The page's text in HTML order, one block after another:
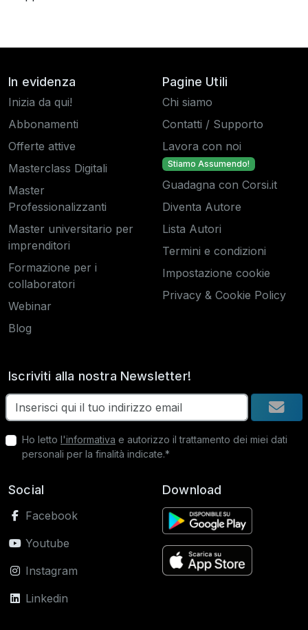
In evidenza
Inizia da qui!
Abbonamenti
Offerte attive
Masterclass Digitali
Master
Professionalizzanti
Master universitario per
imprenditori
Formazione per i
collaboratori
Webinar
Blog
Pagine Utili
Chi siamo
Contatti / Supporto
Lavora con noi
Stiamo Assumendo!
Guadagna con Corsi.it
Diventa Autore
Lista Autori
Termini e condizioni
Impostazione cookie
Privacy & Cookie Policy
Iscriviti alla nostra Newsletter!
Ho letto l'informativa e autorizzo il trattamento dei miei dati
personali per la finalità indicate.*
Social
Facebook
Youtube
Instagram
Linkedin
Download